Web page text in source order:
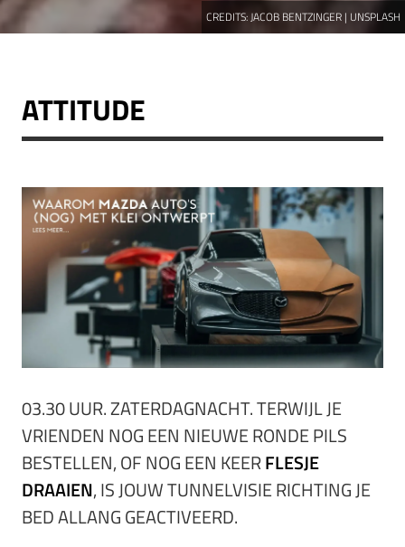
CREDITS: JACOB BENTZINGER | UNSPLASH
ATTITUDE
03.30 UUR. ZATERDAGNACHT. TERWIJL JE
VRIENDEN NOG EEN NIEUWE RONDE PILS
BESTELLEN, OF NOG EEN KEERFLESJE
DRAAIEN, IS JOUW TUNNELVISIE RICHTING JE
BED ALLANG GEACTIVEERD.